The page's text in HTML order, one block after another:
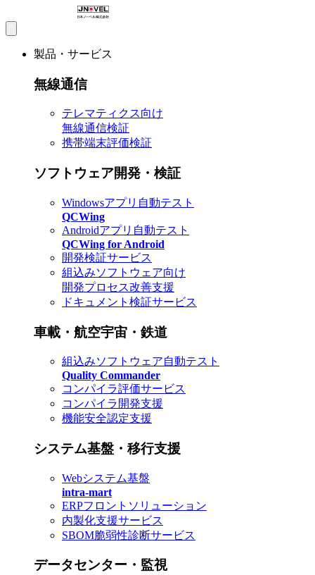
製品・サービス
無線通信
テレマティクス向け
無線通信検証
携帯端末評価検証
ソフトウェア開発・検証
Windowsアプリ自動テスト
QCWing
Androidアプリ自動テスト
QCWing for Android
開発検証サービス
組込みソフトウェア向け
開発プロセス改善支援
ドキュメント検証サービス
車載・航空宇宙・鉄道
組込みソフトウェア自動テスト
Quality Commander
コンパイラ評価サービス
コンパイラ開発支援
機能安全認定支援
システム基盤・移行支援
Webシステム基盤
intra-mart
ERPフロントソリューション
内製化支援サービス
SBOM脆弱性診断サービス
データセンター・監視